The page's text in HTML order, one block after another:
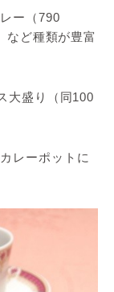
ー（790
など種類が豊富
大盛り（同100
レーポットに